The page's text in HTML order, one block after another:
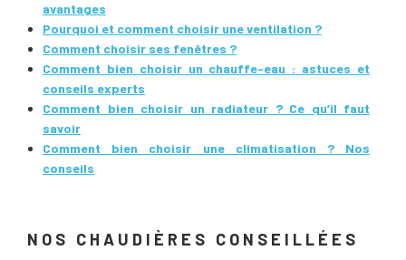
avantages
Pourquoi et comment choisir une ventilation ?
Comment choisir ses fenêtres ?
Comment bien choisir un chauffe-eau : astuces et
conseils experts
Comment bien choisir un radiateur ? Ce qu’il faut
savoir
Comment bien choisir une climatisation ? Nos
conseils
NOS CHAUDIÈRES CONSEILLÉES